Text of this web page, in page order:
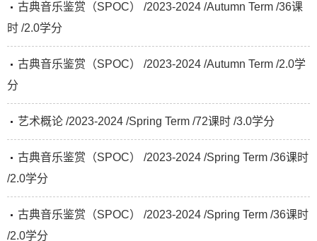
古典音乐鉴赏（SPOC） /2023-2024 /Autumn Term /36课
时 /2.0学分
古典音乐鉴赏（SPOC） /2023-2024 /Autumn Term /2.0学
分
艺术概论 /2023-2024 /Spring Term /72课时 /3.0学分
古典音乐鉴赏（SPOC） /2023-2024 /Spring Term /36课时
/2.0学分
古典音乐鉴赏（SPOC） /2023-2024 /Spring Term /36课时
/2.0学分